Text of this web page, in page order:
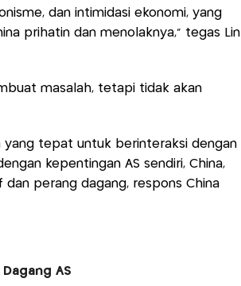
dan intimidasi ekonomi, yang
prihatin dan menolaknya," tegas Lin
masalah, tetapi tidak akan
yang tepat untuk berinteraksi dengan
kepentingan AS sendiri, China,
perang dagang, respons China
AS